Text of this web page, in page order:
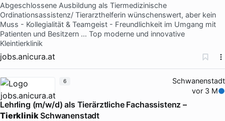
Abgeschlossene Ausbildung als Tiermedizinische
Ordinationsassistenz/ Tierarzthelferin wünschenswert, aber kein
Muss - Kollegialität & Teamgeist - Freundlichkeit im Umgang mit
Patienten und Besitzern … Top moderne und innovative
Kleintierklinik
jobs.anicura.at
Schwanenstadt
vor 3 M
Lehrling (m/w/d) als Tierärztliche Fachassistenz –
Tierklinik Schwanenstadt
6